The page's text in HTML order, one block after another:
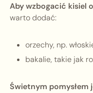
Aby wzbogacić kisiel
warto dodać:
orzechy, np.
bakalie, takie jak
Świetnym pomysłem